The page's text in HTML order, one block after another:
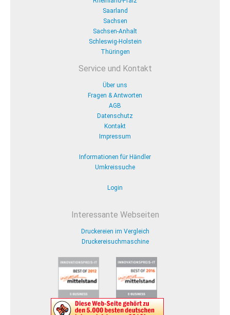
Saarland
Sachsen
Sachsen-Anhalt
Schleswig-Holstein
Thüringen
Service und Kontakt
Über uns
Fragen & Antworten
AGB
Datenschutz
Kontakt
Impressum
Informationen für Händler
Umkreissuche
Login
Interessante Webseiten
Druckereien im Vergleich
Druckereisuchmaschine